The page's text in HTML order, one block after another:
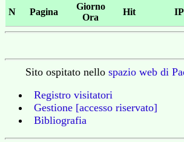
N Pagina
Giorno
Ora
Hit IP
Sito ospitato nellospazio web di
Registro visitatori
Gestione [accesso riservato]
Bibliografia